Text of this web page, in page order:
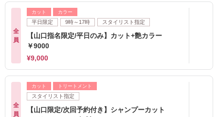
全
員
カット カラー
平日限定 9時～17時 スタイリスト指定
【山口指名限定/平日のみ】カット+艶カラー
￥9000
¥9,000
全
員
カット トリートメント
スタイリスト指定
【山口限定/次回予約付き】シャンプーカット